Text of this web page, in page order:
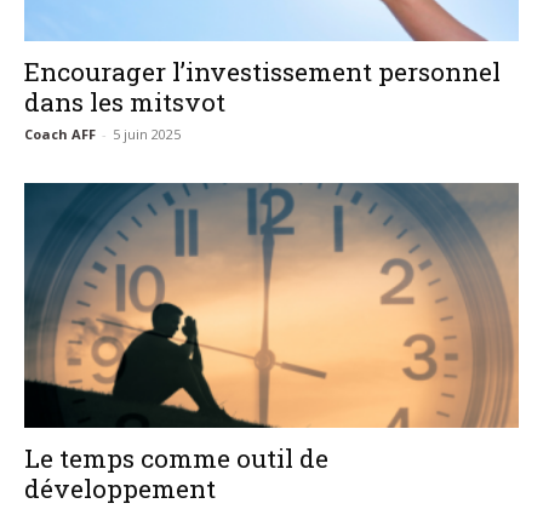
Encourager l’investissement personnel
dans les mitsvot
Coach AFF - 5 juin 2025
Le temps comme outil de
développement